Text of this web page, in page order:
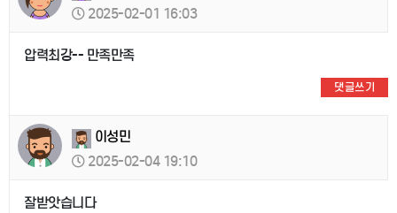
2025-02-01 16:03
압력최강-- 만족만족
댓글쓰기
이성민
2025-02-04 19:10
잘받앗습니다